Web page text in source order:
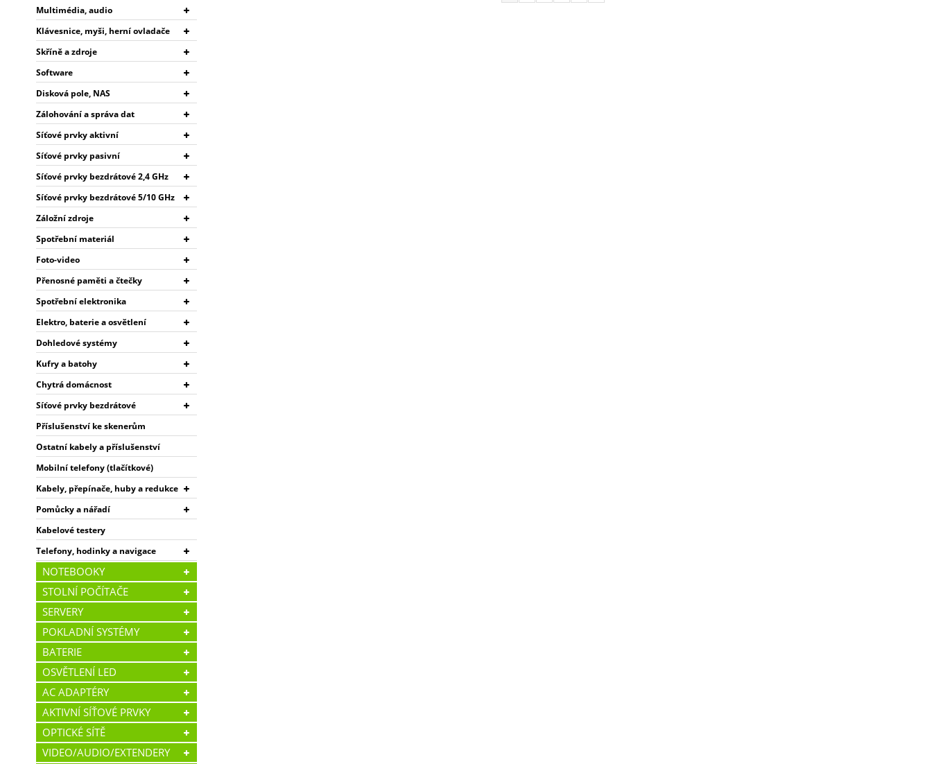
Multimédia, audio
Klávesnice, myši, herní ovladače
Skříně a zdroje
Software
Disková pole, NAS
Zálohování a správa dat
Síťové prvky aktivní
Síťové prvky pasivní
Síťové prvky bezdrátové 2,4 GHz
Síťové prvky bezdrátové 5/10 GHz
Záložní zdroje
Spotřební materiál
Foto-video
Přenosné paměti a čtečky
Spotřební elektronika
Elektro, baterie a osvětlení
Dohledové systémy
Kufry a batohy
Chytrá domácnost
Síťové prvky bezdrátové
Příslušenství ke skenerům
Ostatní kabely a příslušenství
Mobilní telefony (tlačítkové)
Kabely, přepínače, huby a redukce
Pomůcky a nářadí
Kabelové testery
Telefony, hodinky a navigace
NOTEBOOKY
STOLNÍ POČÍTAČE
SERVERY
POKLADNÍ SYSTÉMY
BATERIE
OSVĚTLENÍ LED
AC ADAPTÉRY
AKTIVNÍ SÍŤOVÉ PRVKY
OPTICKÉ SÍTĚ
VIDEO/AUDIO/EXTENDERY